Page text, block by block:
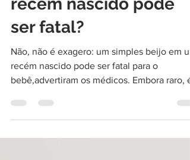
Por que beijar um bebê
recém nascido pode
ser fatal?
Não, não é exagero: um simples beijo em
recém nascido pode ser fatal para o